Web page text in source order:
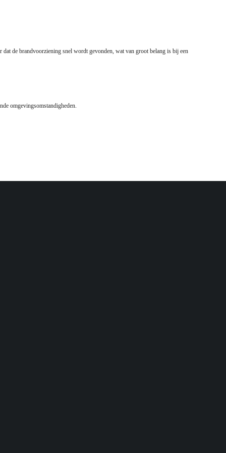
de brandvoorziening snel wordt gevonden, wat van groot belang is bij een
omgevingsomstandigheden.